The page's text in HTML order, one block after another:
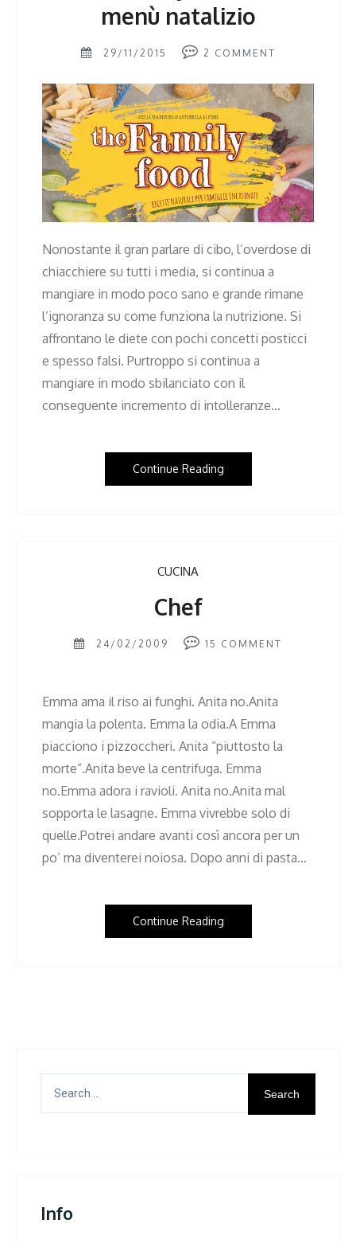
menù natalizio
29/11/2015 2 COMMENT
Nonostante il gran parlare di cibo, l’overdose di
chiacchiere su tutti i media, si continua a
mangiare in modo poco sano e grande rimane
l’ignoranza su come funziona la nutrizione. Si
affrontano le diete con pochi concetti posticci
e spesso falsi. Purtroppo si continua a
mangiare in modo sbilanciato con il
conseguente incremento di intolleranze…
Continue Reading
CUCINA
Chef
24/02/2009 15 COMMENT
Emma ama il riso ai funghi. Anita no.Anita
mangia la polenta. Emma la odia.A Emma
piacciono i pizzoccheri. Anita “piuttosto la
morte”.Anita beve la centrifuga. Emma
no.Emma adora i ravioli. Anita no.Anita mal
sopporta le lasagne. Emma vivrebbe solo di
quelle.Potrei andare avanti così ancora per un
po’ ma diventerei noiosa. Dopo anni di pasta…
Continue Reading
for:
Info